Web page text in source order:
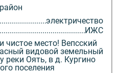
электричество
ИЖС
чистое место! Вепсский
видовой земельный
реки Оять, в д. Кургино
поселения